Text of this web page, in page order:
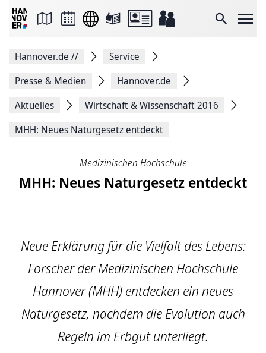
Suche
Seite
Facebook
teilen
Seitenlink
Seite
Hannover.de //
Service
Presse & Medien
Hannover.de
Aktuelles
Wirtschaft & Wissenschaft 2016
MHH: Neues Naturgesetz entdeckt
Medizinischen Hochschule
MHH: Neues Naturgesetz entdeckt
Neue Erklärung für die Vielfalt des Lebens:
Forscher der Medizinischen Hochschule
Hannover (MHH) entdecken ein neues
Naturgesetz, nachdem die Evolution auch
Regeln im Erbgut unterliegt.